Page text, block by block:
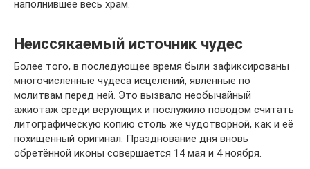
наполнившее весь храм.
Неиссякаемый источник чудес
Более того, в последующее время были зафиксированы
многочисленные чудеса исцелений, явленные по
молитвам перед ней. Это вызвало необычайный
ажиотаж среди верующих и послужило поводом считать
литографическую копию столь же чудотворной, как и её
похищенный оригинал. Празднование дня вновь
обретённой иконы совершается 14 мая и 4 ноября.